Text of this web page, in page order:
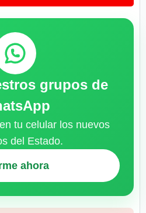
grupos de
tu celular los nuevos
del Estado.
ahora